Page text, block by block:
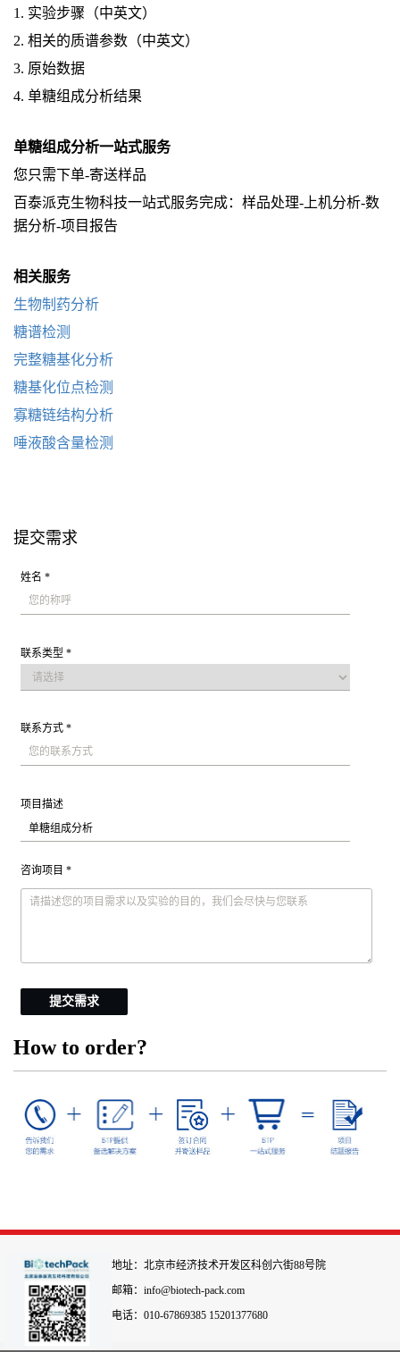
1. 实验步骤（中英文）
2. 相关的质谱参数（中英文）
3. 原始数据
4. 单糖组成分析结果
单糖组成分析一站式服务
您只需下单-寄送样品
百泰派克生物科技一站式服务完成：样品处理-上机分析-数
据分析-项目报告
相关服务
生物制药分析
糖谱检测
完整糖基化分析
糖基化位点检测
寡糖链结构分析
唾液酸含量检测
提交需求
姓名 *
联系类型 *
联系方式 *
项目描述
咨询项目 *
提交需求
How to order?
地址：北京市经济技术开发区科创六街88号院
邮箱：info@biotech-pack.com
电话：010-67869385 15201377680